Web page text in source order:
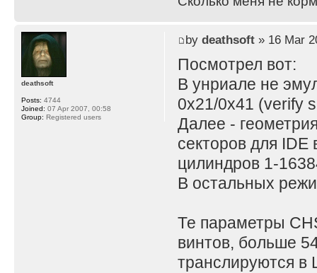
by deathsoft» 16 Mar
Посмотрел вот:
В унриале не
0x21/0x41 (verify
Далее -
секторов для IDE
цилиндров 1-
В остальных
Те параметры
винтов, больше
транслируются в
deathsoft
Posts: 4744
Joined: 07 Apr 2007, 00:58
Group: Registered users